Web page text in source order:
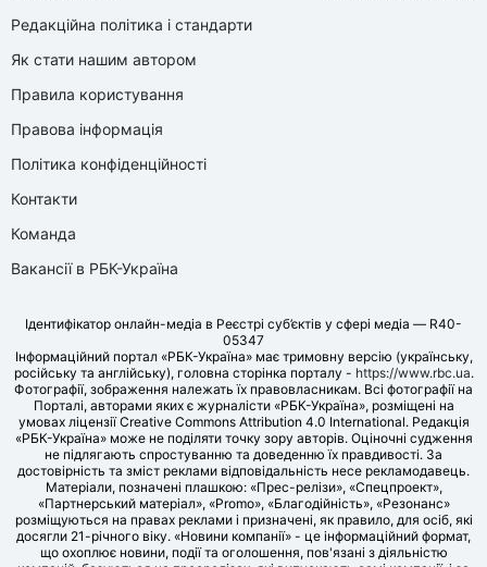
Редакційна політика і стандарти
Як стати нашим автором
Правила користування
Правова інформація
Політика конфіденційності
Контакти
Команда
Вакансії в РБК-Україна
Ідентифікатор онлайн-медіа в Реєстрі суб’єктів у сфері медіа — R40-
05347
Інформаційний портал «РБК-Україна» має тримовну версію (українську,
російську та англійську), головна сторінка порталу - https://www.rbc.ua.
Фотографії, зображення належать їх правовласникам. Всі фотографії на
Порталі, авторами яких є журналісти «РБК-Україна», розміщені на
умовах ліцензії Creative Commons Attribution 4.0 International. Редакція
«РБК-Україна» може не поділяти точку зору авторів. Оціночні судження
не підлягають спростуванню та доведенню їх правдивості. За
достовірність та зміст реклами відповідальність несе рекламодавець.
Матеріали, позначені плашкою: «Прес-релізи», «Спецпроект»,
«Партнерський матеріал», «Promo», «Благодійність», «Резонанс»
розміщуються на правах реклами і призначені, як правило, для осіб, які
досягли 21-річного віку. «Новини компанії» - це інформаційний формат,
що охоплює новини, події та оголошення, пов'язані з діяльністю